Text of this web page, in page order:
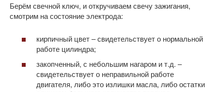
Берём свечной ключ, и откручиваем свечу зажигания,
смотрим на состояние электрода:
кирпичный цвет – свидетельствует о нормальной
работе цилиндра;
закопченный, с небольшим нагаром и т.д. –
свидетельствует о неправильной работе
двигателя, либо это излишки масла, либо остатки